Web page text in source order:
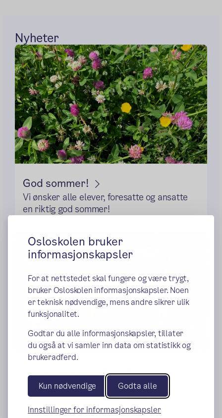
Osloskolen bruker
informasjonskapsler
For at nettstedet skal fungere og være trygt,
bruker Osloskolen informasjonskapsler. Noen
er teknisk nødvendige, mens andre sikrer ulik
funksjonalitet.
Godtar du alle informasjonskapsler, tillater
du også at vi samler inn data om statistikk og
brukeradferd.
Kun nødvendige Godta alle
Innstillinger for informasjonskapsler
Nyheter
God sommer!
Vi ønsker alle elever, foresatte og ansatte
en riktig god sommer!
Det er ikke lenger mulig å søke
plass i Sommerskolen
Det er ikke lenger mulig å søke plass på
Sommerskolen Oslo i 2026. Fristen var